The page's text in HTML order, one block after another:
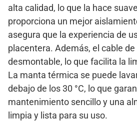
alta calidad, lo que la hace
proporciona un mejor
asegura que la experiencia de
placentera. Además, el cable
desmontable, lo que facilita la
La manta térmica se puede
debajo de los 30 °C, lo que
mantenimiento sencillo y una
limpia y lista para su uso.